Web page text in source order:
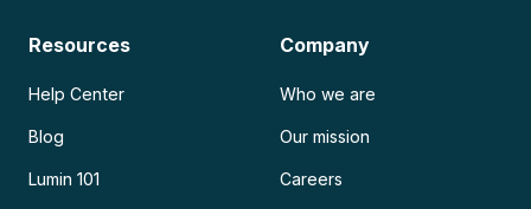
Resources
Help Center
Blog
Lumin 101
Company
Who we are
Our mission
Careers